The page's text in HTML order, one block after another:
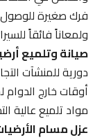
فرك صغيرة للوصول
ولمعاناً فائقاً
صيانة وتلميع
دورية للمنشآت
أوقات خارج الدوام
مواد تلميع عالية
عزل مسام الأرضيات